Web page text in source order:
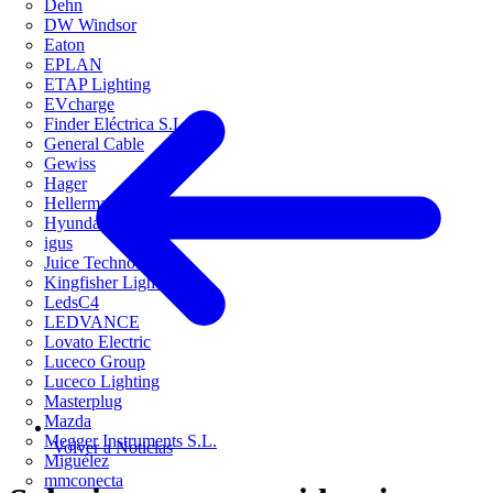
Dehn
DW Windsor
Eaton
EPLAN
ETAP Lighting
EVcharge
Finder Eléctrica S.L.U
General Cable
Gewiss
Hager
HellermannTyton
Hyundai Electric
igus
Juice Technology
Kingfisher Lighting
LedsC4
LEDVANCE
Lovato Electric
Luceco Group
Luceco Lighting
Masterplug
Mazda
Megger Instruments S.L.
Miguélez
mmconecta
Volver a Noticias